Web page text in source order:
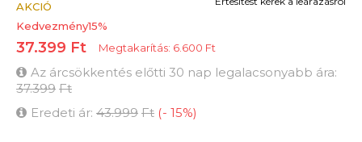
AKCIÓ
Kedvezmény15%
37.399 Ft Megtakarítás: 6.600 Ft
Az árcsökkentés előtti 30 nap legalacsonyabb ára:
37.399 Ft
Eredeti ár: 43.999 Ft (- 15%)